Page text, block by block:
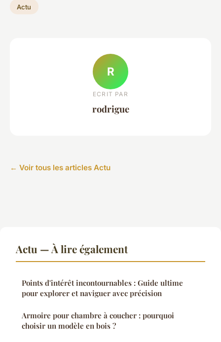
Actu
R
ECRIT PAR
rodrigue
← Voir tous les articles Actu
Actu — À lire également
Points d'intérêt incontournables : Guide ultime
pour explorer et naviguer avec précision
Armoire pour chambre à coucher : pourquoi
choisir un modèle en bois ?